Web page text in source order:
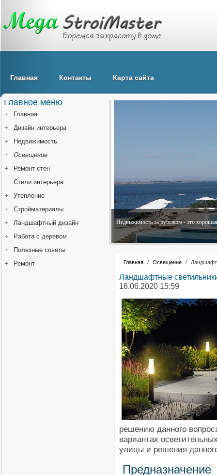
Главная Контакты Карта сайта
Недвижимость за рубежом - это
Главная / Освещение /
Ландшафтные
16.06.2020 15:59
решению данного
вариантах
улицы и решения
Предназначение
Главное меню
Главная
Дизайн интерьера
Недвижимость
Освещение
Ремонт стен
Стили интерьера
Утепление
Стройматериалы
Ландшафтный дизайн
Работа с деревом
Полезные советы
Ремонт